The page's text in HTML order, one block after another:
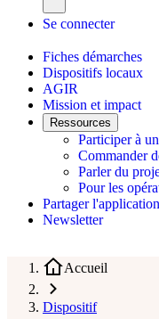
Se connecter
Fiches démarches
Dispositifs locaux
AGIR
Mission et impact
Ressources
Participer à
Commander
Parler du
Pour les
Partager l'application
Newsletter
Accueil
Dispositif